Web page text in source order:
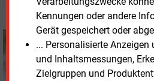
Kennungen oder andere
Gerät gespeichert oder
... Personalisierte Anzeigen
und Inhaltsmessungen,
Zielgruppen und